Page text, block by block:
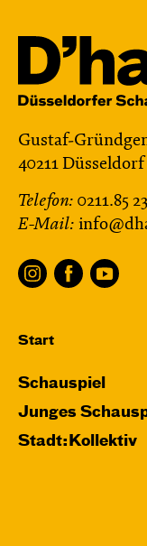
Gustaf-
40211 Düsseldorf
Telefon: 0211.85
E-Mail:
Start
Schauspiel
Junges
Stadt:Kollektiv